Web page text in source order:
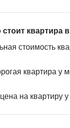
стоит квартира
стоимость
квартира у
на квартиру